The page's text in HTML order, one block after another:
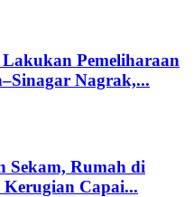
Pemeliharaan
Nagrak,...
Sekam, Rumah di
Kerugian Capai...